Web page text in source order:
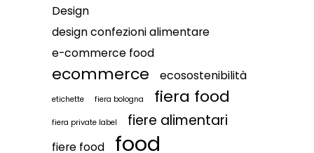
Design
design confezioni alimentare
e-commerce food
ecommerce ecosostenibilità
etichette fiera bologna fiera food
fiera private label fiere alimentari
fiere food food